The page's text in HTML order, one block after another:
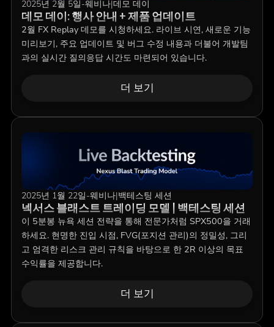
2025년 2월 5일-웨비나|데모 데이
데모 데이: 행사 안내 + 제품 업데이트
2월 FX Replay 데모를 시청하세요. 라이브 시연, 새로운 기능
미리보기, 주요 업데이트 및 버그 수정 내용과 더불어 개발팀
과의 실시간 질의응답 시간도 마련되어 있습니다.
더 보기
2025년 1월 22일-웨비나|백테스팅 세션
넥서스 블래스트 트레이딩 모델 | 백테스팅 세션
이 5분봉 뉴욕 세션 전략을 통해 전문가처럼 SPX500을 거래
하세요. 현명한 진입 시점, FVG(포지션 관리)의 정밀성, 그리
고 엄격한 리스크 관리 규칙을 바탕으로 한 2R 이상의 목표
수익률을 제공합니다.
더 보기